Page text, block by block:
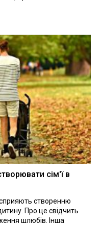
сім'ї в
сприяють створенню
Про це свідчить
шлюбів. Інша